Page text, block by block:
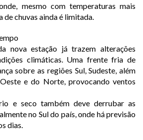
mesmo com temperaturas mais
de chuvas ainda é limitada.
nova estação já trazem alterações
climáticas. Uma frente fria de
sobre as regiões Sul, Sudeste, além
e do Norte, provocando ventos
e seco também deve derrubar as
no Sul do país, onde há previsão
dias.